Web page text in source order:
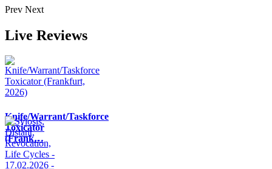
Prev Next
Live Reviews
Knife/Warrant/Taskforce
Toxicator
(Frank…